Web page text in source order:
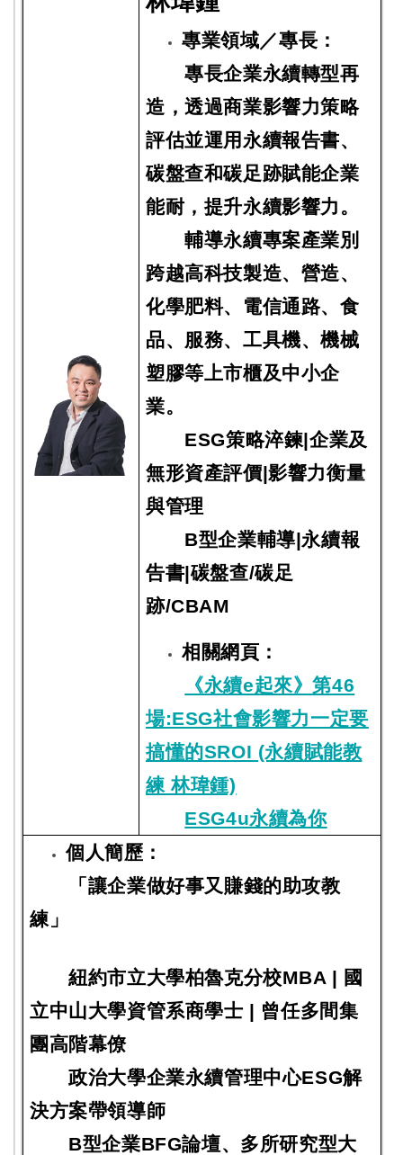
專業領域／專長：
專長企業永續轉型再
造，透過商業影響力策略
評估並運用永續報告書、
碳盤查和碳足跡賦能企業
能耐，提升永續影響力。
輔導永續專案產業別
跨越高科技製造、營造、
化學肥料、電信通路、食
品、服務、工具機、機械
塑膠等上市櫃及中小企
業。
ESG策略淬鍊|企業及
無形資產評價|影響力衡量
與管理
B型企業輔導|永續報
告書|碳盤查/碳足
跡/CBAM
相關網頁：
《永續e起來》第46
場:ESG社會影響力一定要
搞懂的SROI (永續賦能教
練 林瑋鍾)
ESG4u永續為你
個人簡歷：
「讓企業做好事又賺錢的助攻教
練」
紐約市立大學柏魯克分校MBA | 國
立中山大學資管系商學士 | 曾任多間集
團高階幕僚
政治大學企業永續管理中心ESG解
決方案帶領導師
B型企業BFG論壇、多所研究型大